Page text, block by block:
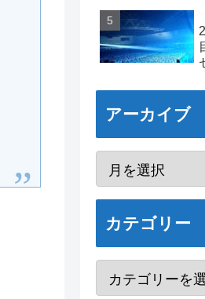
アーカイブ
カテゴリー